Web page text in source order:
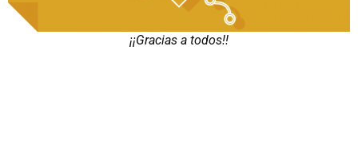
¡¡Gracias a todos!!